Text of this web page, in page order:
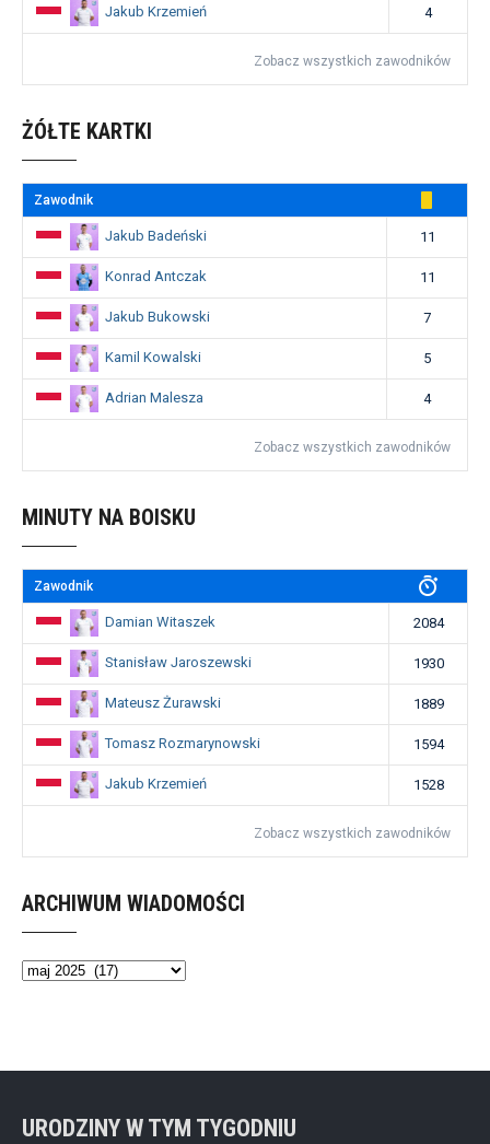
Jakub Krzemień 4
Zobacz wszystkich zawodników
ŻÓŁTE KARTKI
Zawodnik
Jakub Badeński 11
Konrad Antczak 11
Jakub Bukowski 7
Kamil Kowalski 5
Adrian Malesza 4
Zobacz wszystkich zawodników
MINUTY NA BOISKU
Zawodnik
Damian Witaszek 2084
Stanisław Jaroszewski 1930
Mateusz Żurawski 1889
Tomasz Rozmarynowski 1594
Jakub Krzemień 1528
Zobacz wszystkich zawodników
ARCHIWUM WIADOMOŚCI
Archiwum
URODZINY W TYM TYGODNIU